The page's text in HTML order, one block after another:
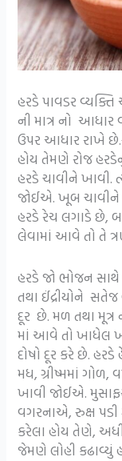
હરડે પાવડર
ની માત્ર નો આધાર
ઉપર આધાર રાખે
હોય તેમણે રોજ
હરડે ચાવીને ખાવી.
જોઈએ. ખૂબ ચાવીને
હરડે રેચ લગાડે છે,
લેવામાં આવે તો તે
હરડે જો ભોજન
તથા ઈંદ્રીયોને
દૂર છે. મળ તથા મૂત્ર
માં આવે તો ખાધેલ
દોષો દૂર કરે છે.
મધ, ગ્રીષ્મમાં
ખાવી જોઈએ.
વગરનાએ, રુક્ષ
કરેલા હોય તેણે,
જેમણે લોહી કઢાવ્યું